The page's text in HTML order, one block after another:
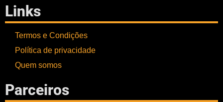
Links
Termos e Condições
Política de privacidade
Quem somos
Parceiros